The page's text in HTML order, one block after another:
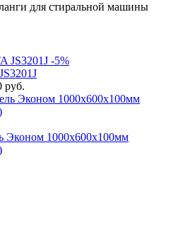
для стиральной машины
-5%
руб.
1000х600х100мм